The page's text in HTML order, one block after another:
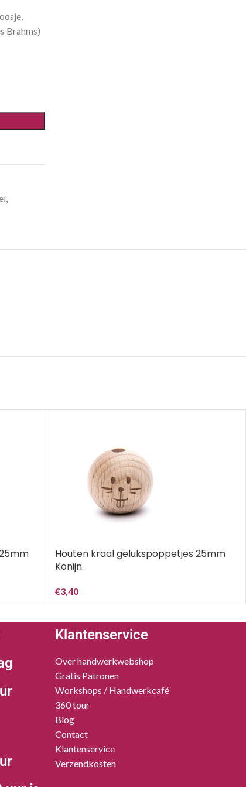
Brahms)
,
Houten kraal gelukspoppetjes 25mm
Konijn.
€3,40
Klantenservice
Over handwerkwebshop
Gratis Patronen
Workshops / Handwerkcafé
360 tour
Blog
Contact
Klantenservice
Verzendkosten